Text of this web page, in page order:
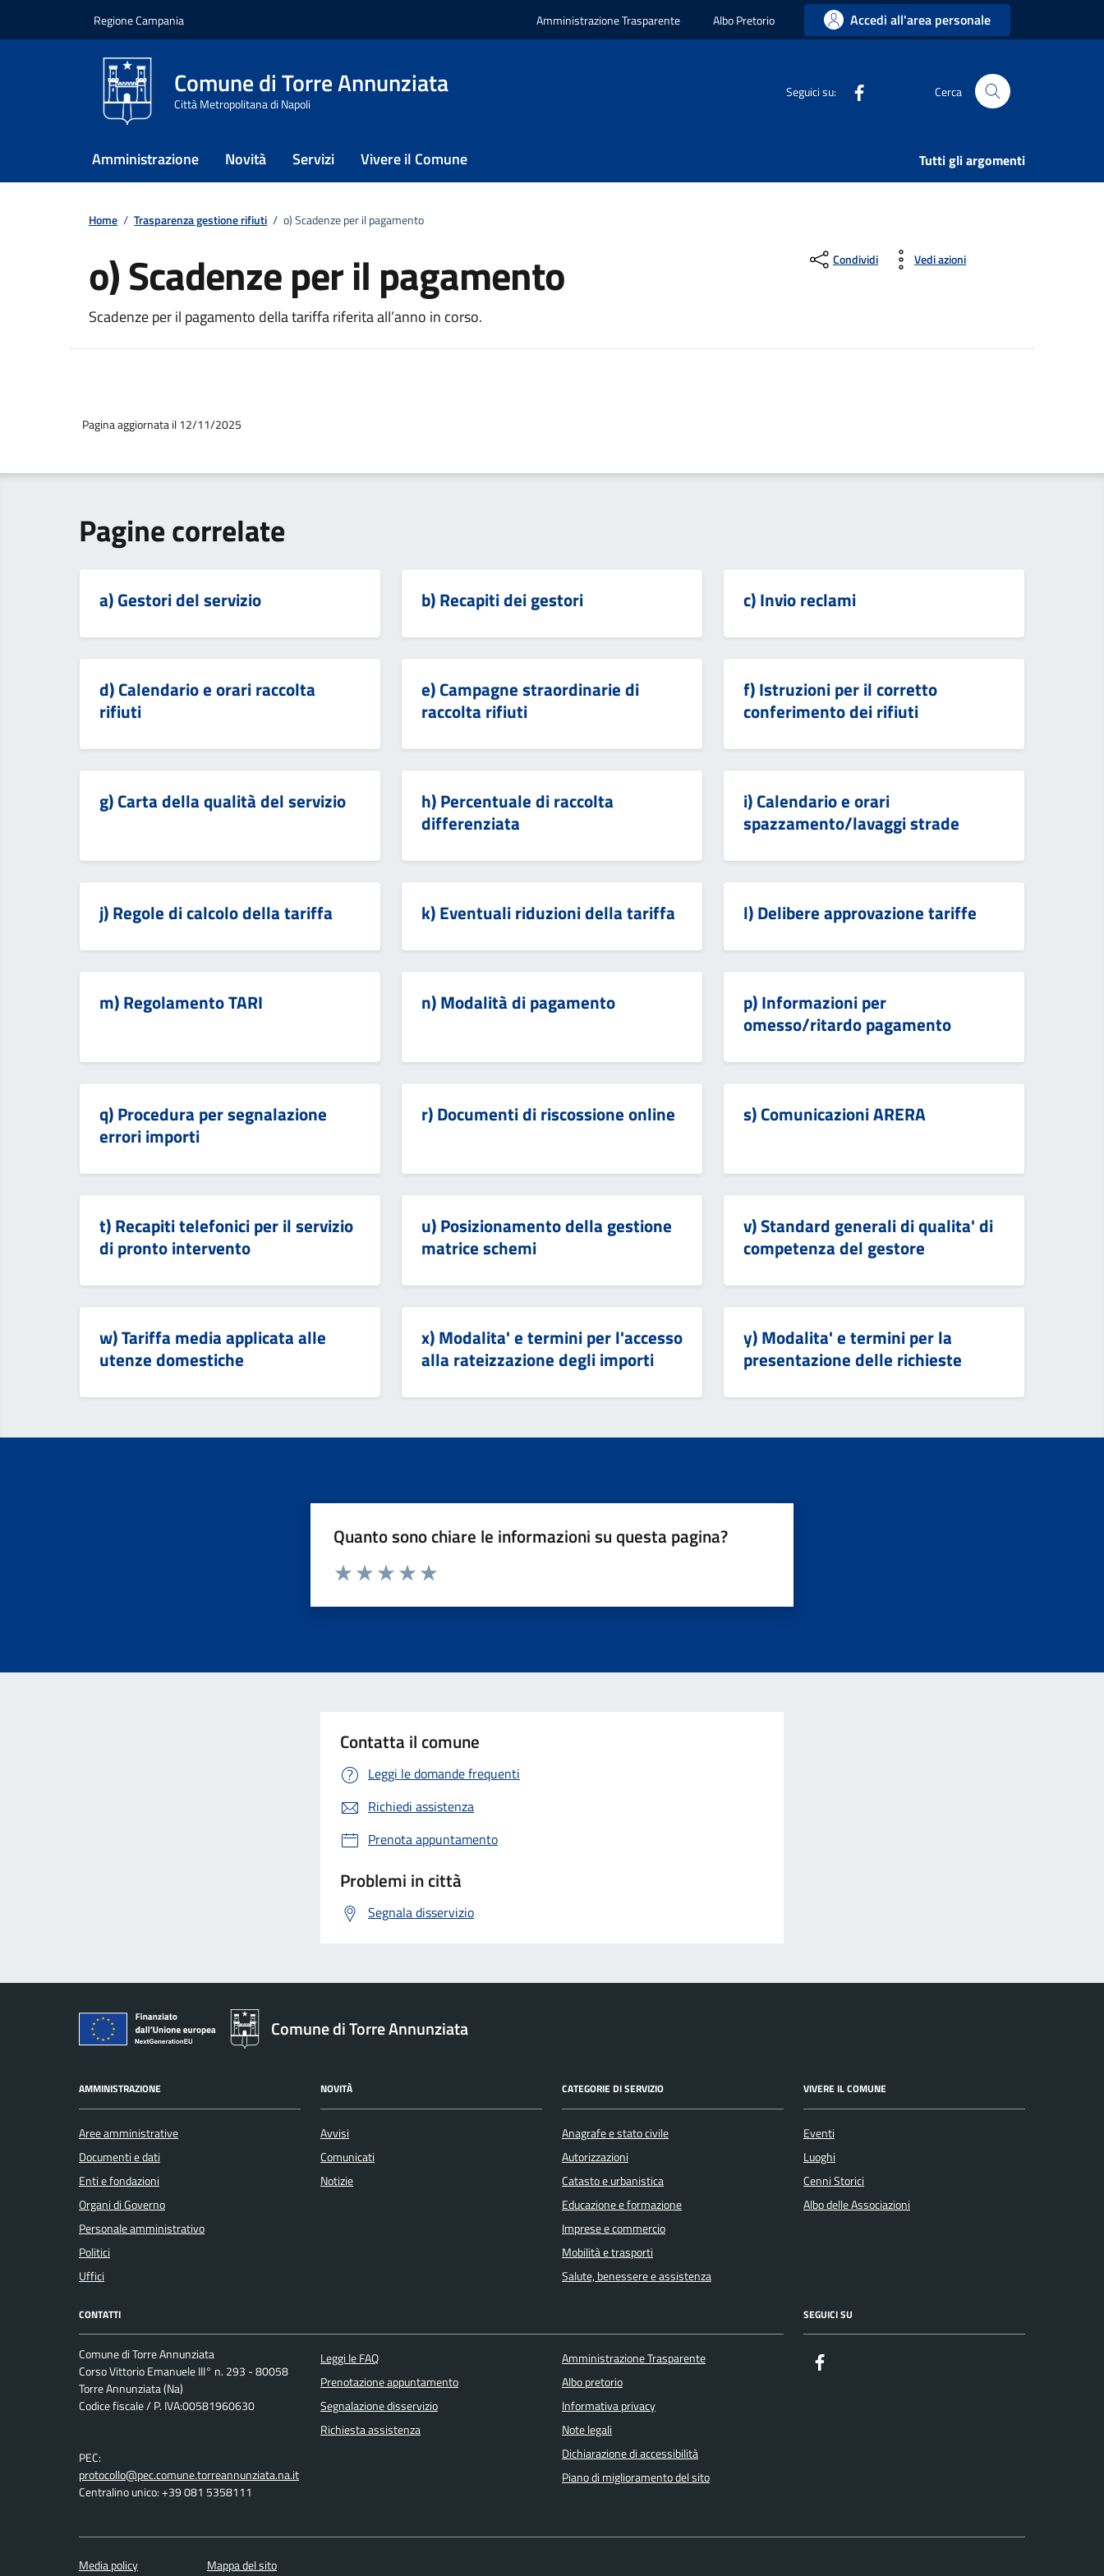
Regione Campania Amministrazione Trasparente Albo Pretorio Accedi all'area personale
Comune di Torre Annunziata
Città Metropolitana di Napoli
Seguici su: Cerca
Amministrazione Novità Servizi Vivere il Comune Tutti gli argomenti
Home / Trasparenza gestione rifiuti / o) Scadenze per il pagamento
o) Scadenze per il pagamento
Scadenze per il pagamento della tariffa riferita all’anno in corso.
Condividi Vedi azioni
Pagina aggiornata il 12/11/2025
Pagine correlate
a) Gestori del servizio b) Recapiti dei gestori c) Invio reclami
d) Calendario e orari raccolta
rifiuti
e) Campagne straordinarie di
raccolta rifiuti
f) Istruzioni per il corretto
conferimento dei rifiuti
g) Carta della qualità del servizio
h) Percentuale di raccolta
differenziata
i) Calendario e orari
spazzamento/lavaggi strade
j) Regole di calcolo della tariffa k) Eventuali riduzioni della tariffa l) Delibere approvazione tariffe
m) Regolamento TARI n) Modalità di pagamento
p) Informazioni per
omesso/ritardo pagamento
q) Procedura per segnalazione
errori importi
r) Documenti di riscossione online s) Comunicazioni ARERA
t) Recapiti telefonici per il servizio
di pronto intervento
u) Posizionamento della gestione
matrice schemi
v) Standard generali di qualita' di
competenza del gestore
w) Tariffa media applicata alle
utenze domestiche
x) Modalita' e termini per l'accesso
alla rateizzazione degli importi
y) Modalita' e termini per la
presentazione delle richieste
Quanto sono chiare le informazioni su questa pagina?
Contatta il comune
Leggi le domande frequenti
Richiedi assistenza
Prenota appuntamento
Problemi in città
Segnala disservizio
Comune di Torre Annunziata
AMMINISTRAZIONE
Aree amministrative
Documenti e dati
Enti e fondazioni
Organi di Governo
Personale amministrativo
Politici
Uffici
NOVITÀ
Avvisi
Comunicati
Notizie
CATEGORIE DI SERVIZIO
Anagrafe e stato civile
Autorizzazioni
Catasto e urbanistica
Educazione e formazione
Imprese e commercio
Mobilità e trasporti
Salute, benessere e assistenza
VIVERE IL COMUNE
Eventi
Luoghi
Cenni Storici
Albo delle Associazioni
CONTATTI
Comune di Torre Annunziata
Corso Vittorio Emanuele III° n. 293 - 80058
Torre Annunziata (Na)
Codice fiscale / P. IVA:00581960630
PEC:
protocollo@pec.comune.torreannunziata.na.it
Centralino unico: +39 081 5358111
Leggi le FAQ
Prenotazione appuntamento
Segnalazione disservizio
Richiesta assistenza
Amministrazione Trasparente
Albo pretorio
Informativa privacy
Note legali
Dichiarazione di accessibilità
Piano di miglioramento del sito
SEGUICI SU
Media policy Mappa del sito